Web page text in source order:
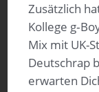
Zusätzlich
Kollege
Mix mit UK-
Deutschrap
erwarten